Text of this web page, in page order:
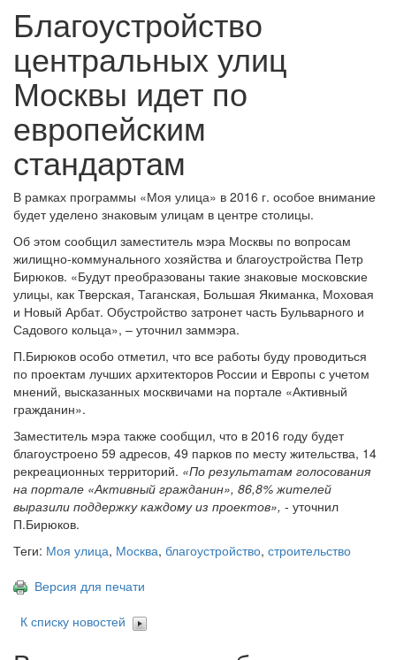
Благоустройство
центральных улиц
Москвы идет по
европейским
стандартам
В рамках программы «Моя улица» в 2016 г. особое внимание
будет уделено знаковым улицам в центре столицы.
Об этом сообщил заместитель мэра Москвы по вопросам
жилищно-коммунального хозяйства и благоустройства Петр
Бирюков. «Будут преобразованы такие знаковые московские
улицы, как Тверская, Таганская, Большая Якиманка, Моховая
и Новый Арбат. Обустройство затронет часть Бульварного и
Садового кольца», – уточнил заммэра.
П.Бирюков особо отметил, что все работы буду проводиться
по проектам лучших архитекторов России и Европы с учетом
мнений, высказанных москвичами на портале «Активный
гражданин».
Заместитель мэра также сообщил, что в 2016 году будет
благоустроено 59 адресов, 49 парков по месту жительства, 14
рекреационных территорий. «По результатам голосования
на портале «Активный гражданин», 86,8% жителей
выразили поддержку каждому из проектов», - уточнил
П.Бирюков.
Теги: Моя улица, Москва, благоустройство, строительство
Версия для печати
К списку новостей